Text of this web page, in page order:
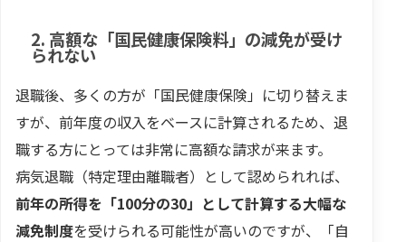
2. 高額な「国民健康保険料」の減免が受け
られない
退職後、多くの方が「国民健康保険」に切り替えま
すが、前年度の収入をベースに計算されるため、退
職する方にとっては非常に高額な請求が来ます。
病気退職（特定理由離職者）として認められれば、
前年の所得を「100分の30」として計算する大幅な
減免制度を受けられる可能性が高いのですが、「自